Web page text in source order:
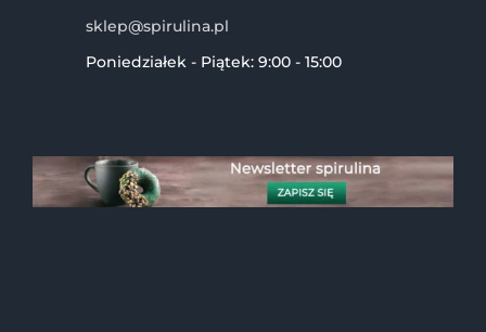
sklep@spirulina.pl
Poniedziałek - Piątek: 9:00 - 15:00